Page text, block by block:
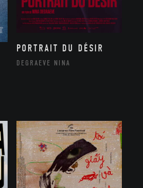
PORTRAIT DU DÉSIR
DEGRAEVE NINA